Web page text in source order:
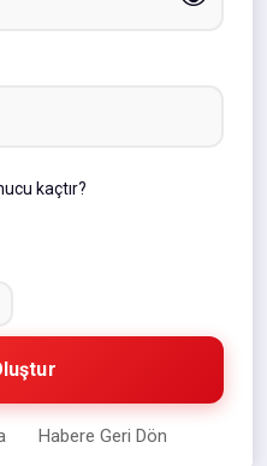
kaçtır?
Habere Geri Dön